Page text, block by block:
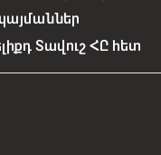
Տավուշ ՀԸ հետ